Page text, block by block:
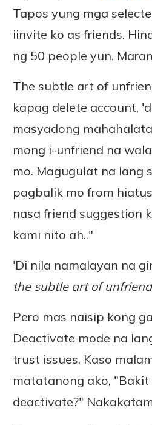
Tapos yung mga
iinvite ko as friends.
ng 50 people yun.
The subtle art of
kapag delete account,
masyadong
mong i-unfriend na
mo. Magugulat na lang
pagbalik mo from
nasa friend suggestion
kami nito ah.."
'Di nila namalayan na
the subtle art of
Pero mas naisip kong
Deactivate mode na
trust issues. Kaso
matatanong ako, "Bakit
deactivate?"